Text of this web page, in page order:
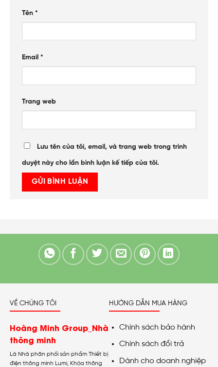
Tên *
Email *
Trang web
Lưu tên của tôi, email, và trang web trong trình
duyệt này cho lần bình luận kế tiếp của tôi.
VỀ CHÚNG TÔI
Hoàng Minh Group_Nhà
thông minh
Là Nhà phân phối sản phẩm Thiết bị
điện thông minh Lumi, Khóa thông
HƯỚNG DẪN MUA HÀNG
Chính sách bảo hành
Chính sách đổi trả
Dành cho doanh nghiệp